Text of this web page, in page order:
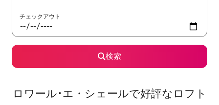
チェックアウト
検索
ロワール･エ・シェールで好評なロフト